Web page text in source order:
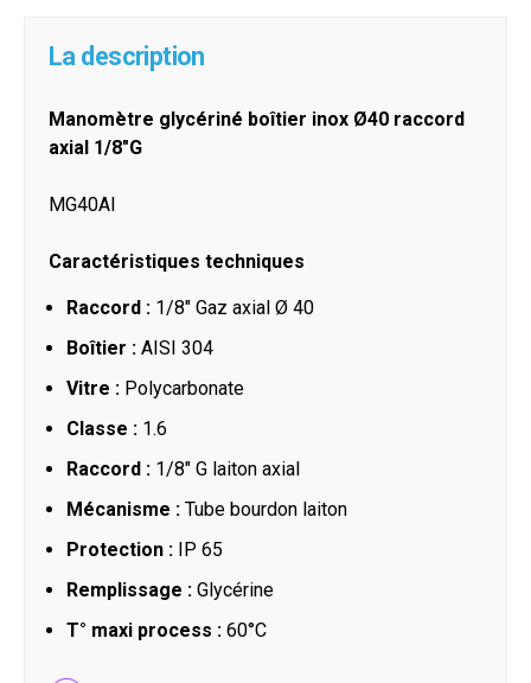
La description
Manomètre glycériné boîtier inox Ø40 raccord
axial 1/8"G
MG40AI
Caractéristiques techniques
Raccord : 1/8" Gaz axial Ø 40
Boîtier : AISI 304
Vitre : Polycarbonate
Classe : 1.6
Raccord : 1/8" G laiton axial
Mécanisme : Tube bourdon laiton
Protection : IP 65
Remplissage : Glycérine
T° maxi process : 60°C